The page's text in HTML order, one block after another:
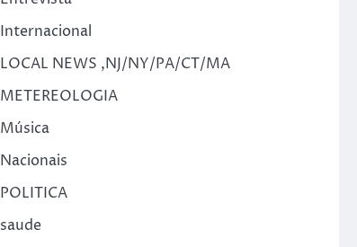
Internacional
LOCAL NEWS ,NJ/NY/PA/CT/MA
METEREOLOGIA
Música
Nacionais
POLITICA
saude